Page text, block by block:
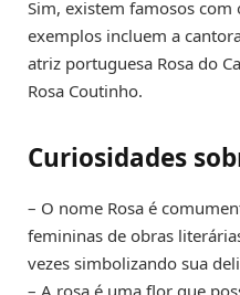
Sim, existem famosos com
exemplos incluem a
atriz portuguesa Rosa do
Rosa Coutinho.
Curiosidades
– O nome Rosa é
femininas de obras
vezes simbolizando sua
– A rosa é uma flor que